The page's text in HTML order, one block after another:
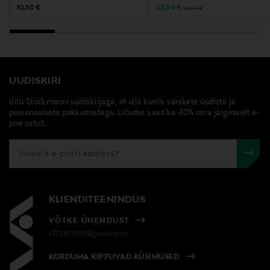
Original Price
10,50 €
Discounted Price
32,90 € Original Price
58,00 €
UUDISKIRI
Liitu Stockmanni uudiskirjaga, et olla kursis värskete uudiste ja
personaalsete pakkumistega. Liitudes saad ka -10% oma järgmiselt e-
poe ostult.
KLIENDITEENINDUS
VÕTKE ÜHENDUST
+372 6339539(pvm/mpm)
KORDUMA KIPPUVAD KÜSIMUSED